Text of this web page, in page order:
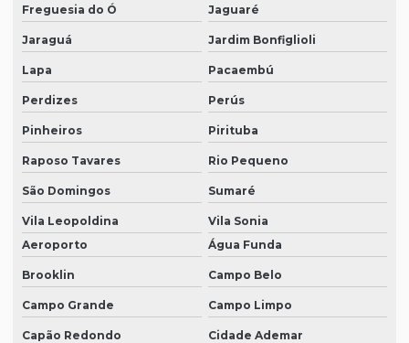
óculos de proteção epi preço
Onde comprar bota epi
Onde comprar epi
Onde comprar epi para eletricista
Onde comprar luvas de proteção
Onde comprar óculos de proteção
Roupas de proteção epi
Freguesia do Ó Jaguaré
Jaraguá Jardim Bonfiglioli
Lapa Pacaembú
Perdizes Perús
Pinheiros Pirituba
Raposo Tavares Rio Pequeno
São Domingos Sumaré
Vila Leopoldina
Vila Sonia
Aeroporto
Água Funda
Brooklin Campo Belo
Campo Grande Campo Limpo
Capão Redondo Cidade Ademar